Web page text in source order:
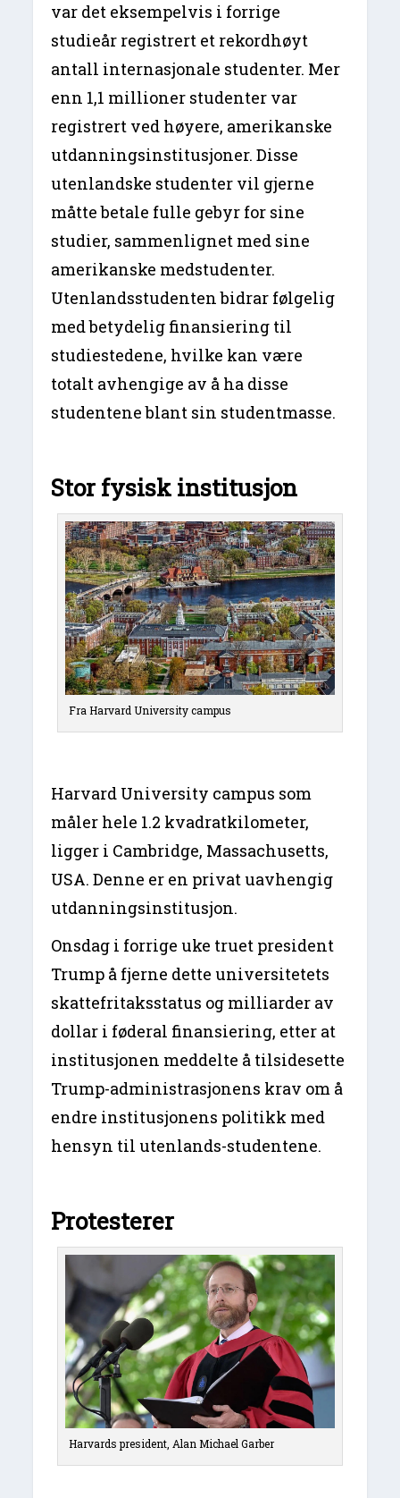
var det eksempelvis i forrige
studieår registrert et rekordhøyt
antall internasjonale studenter. Mer
enn 1,1 millioner studenter var
registrert ved høyere, amerikanske
utdanningsinstitusjoner. Disse
utenlandske studenter vil gjerne
måtte betale fulle gebyr for sine
studier, sammenlignet med sine
amerikanske medstudenter.
Utenlandsstudenten bidrar følgelig
med betydelig finansiering til
studiestedene, hvilke kan være
totalt avhengige av å ha disse
studentene blant sin studentmasse.
Stor fysisk institusjon
Fra Harvard University campus
Harvard University campus som
måler hele 1.2 kvadratkilometer,
ligger i Cambridge, Massachusetts,
USA. Denne er en privat uavhengig
utdanningsinstitusjon.
Onsdag i forrige uke truet president
Trump å fjerne dette universitetets
skattefritaksstatus og milliarder av
dollar i føderal finansiering, etter at
institusjonen meddelte å tilsidesette
Trump-administrasjonens krav om å
endre institusjonens politikk med
hensyn til utenlands-studentene.
Protesterer
Harvards president, Alan Michael Garber